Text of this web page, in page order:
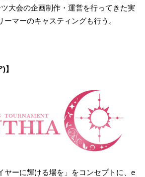
大会の企画制作・運営を行ってきた実
マーのキャスティングも行う。
)】
ーに輝ける場を」をコンセプトに、e